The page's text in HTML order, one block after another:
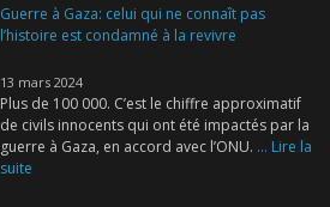
Guerre à Gaza: celui qui ne connaît pas
l’histoire est condamné à la revivre
13 mars 2024
Plus de 100 000. C’est le chiffre approximatif
de civils innocents qui ont été impactés par la
guerre à Gaza, en accord avec l’ONU. ... Lire la
suite